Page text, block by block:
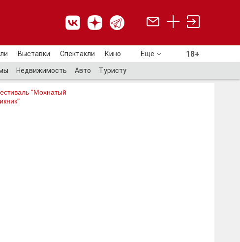
Выставки Спектакли Кино Ещё 18+
Недвижимость Авто Туристу
"Мохнатый